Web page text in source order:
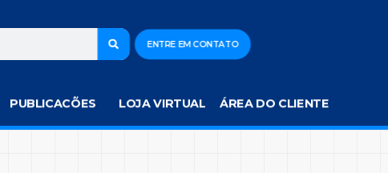
ENTRE EM CONTATO
PUBLICACÕES LOJA VIRTUAL ÁREA DO CLIENTE